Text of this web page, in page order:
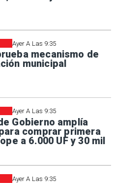
Ayer A Las 9:35
mecanismo de
municipal
Ayer A Las 9:35
Gobierno amplía
comprar primera
a 6.000 UF y 30 mil
Ayer A Las 9:35